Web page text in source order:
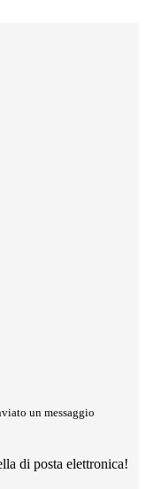
un messaggio
di posta elettronica!